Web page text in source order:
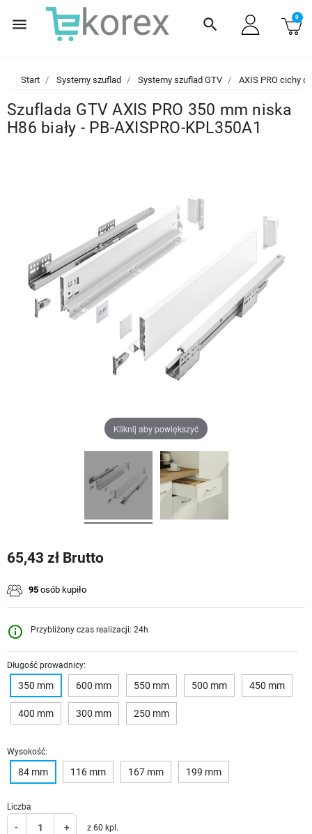
menu search 0
Start Systemy szuflad Systemy szuflad GTV AXIS PRO cichy
Szuflada GTV AXIS PRO 350 mm niska
H86 biały - PB-AXISPRO-KPL350A1
Kliknij aby powiększyć
65,43 zł Brutto
95 osób kupiło
info_outline Przybliżony czas realizacji: 24h
Długość prowadnicy:
350 mm 600 mm 550 mm 500 mm 450 mm
400 mm 300 mm 250 mm
Wysokość:
84 mm 116 mm 167 mm 199 mm
Liczba
- + z 60 kpl.